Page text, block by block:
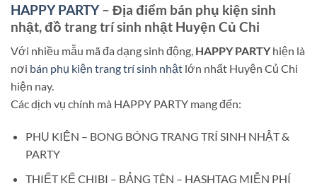
HAPPY PARTY– Địa điểm bán phụ kiện sinh
nhật, đồ trang trí sinh nhật Huyện Củ Chi
Với nhiều mẫu mã đa dạng sinh động, HAPPY PARTYhiện là
nơi bán phụ kiện trang trí sinh nhật lớn nhất Huyện Củ Chi
hiện nay.
Các dịch vụ chính mà HAPPY PARTY mang đến:
PHỤ KIỆN – BONG BÓNG TRANG TRÍ SINH NHẬT &
PARTY
THIẾT KẾ CHIBI – BẢNG TÊN – HASHTAG MIỄN PHÍ